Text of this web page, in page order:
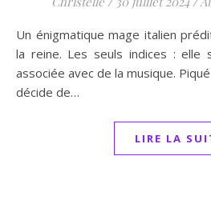
Un énigmatique mage italien prédit la mort d’une amie de
la reine. Les seuls indices :
associée avec de la musique.
décide de…
LIRE LA